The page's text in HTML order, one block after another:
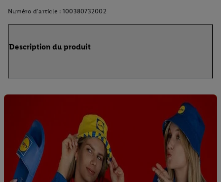
Numéro d'article : 100380732002
Description du produit